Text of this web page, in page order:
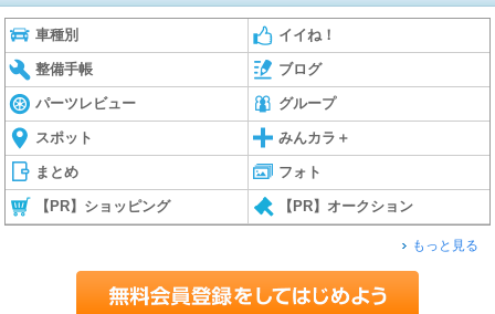
車種別 イイね！
整備手帳 ブログ
パーツレビュー グループ
スポット みんカラ＋
まとめ フォト
【PR】ショッピング 【PR】オークション
もっと見る